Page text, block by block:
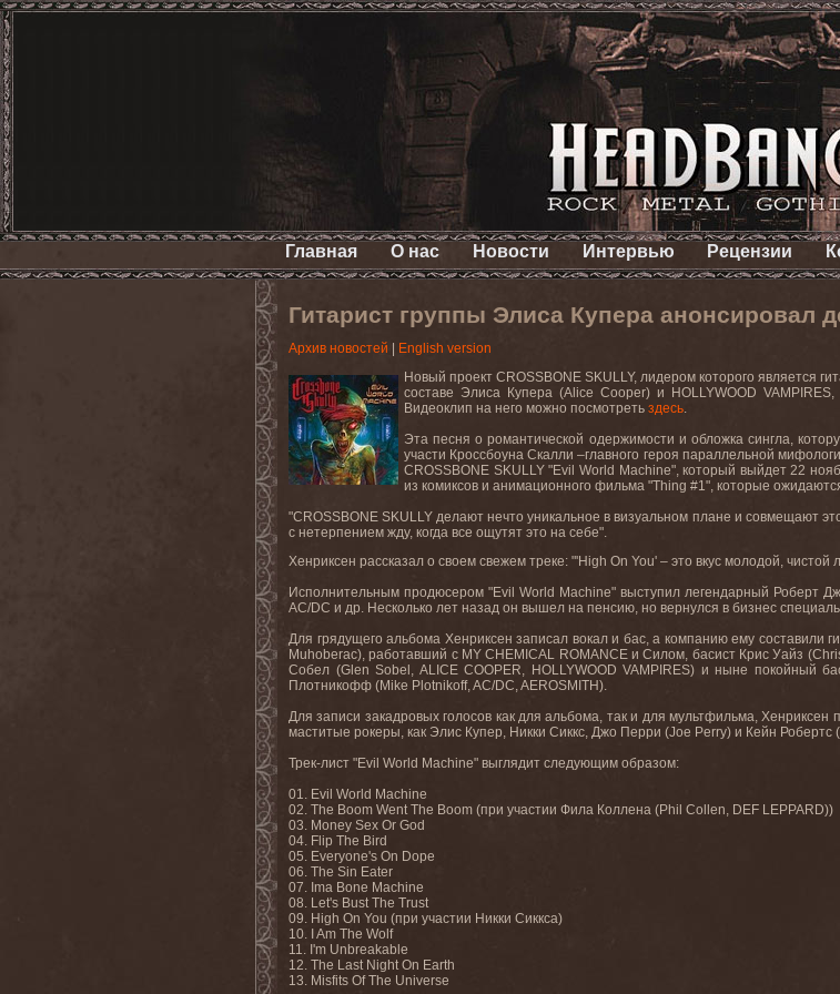
Главная О нас Новости Интервью Рецензии
Гитарист группы Элиса Купера анонсировал
Архив новостей
English version
Новый проект CROSSBONE SKULLY, лидером которого является
составе Элиса Купера (Alice Cooper) и HOLLYWOOD VAMPIRES,
Видеоклип на него можно посмотреть здесь.
Эта песня о романтической одержимости и обложка сингла,
участи Кроссбоуна Скалли –главного героя параллельной
CROSSBONE SKULLY "Evil World Machine", который выйдет 22
из комиксов и анимационного фильма "Thing #1", которые
"CROSSBONE SKULLY делают нечто уникальное в визуальном плане и совмещают
с нетерпением жду, когда все ощутят это на себе".
Хенриксен рассказал о своем свежем треке: "'High On You' – это вкус молодой,
Исполнительным продюсером "Evil World Machine" выступил легендарный Роберт
AC/DC и др. Несколько лет назад он вышел на пенсию, но вернулся в бизнес
Для грядущего альбома Хенриксен записал вокал и бас, а компанию ему составили
Muhoberac), работавший с MY CHEMICAL ROMANCE и Силом, басист Крис Уайз (
Собел (Glen Sobel , ALICE COOPER, HOLLYWOOD VAMPIRES) и ныне покойный
Плотникофф (Mike Plotnikoff,AC/DC,AEROSMITH).
Для записи закадровых голосов как для альбома, так и для мультфильма,
маститые рокеры, как Элис Купер, Никки Сиккс, Джо Перри (Joe Perry) и Кейн Робертс
Трек-лист "Evil World Machine" выглядит следующим образом:
01. Evil World Machine
02. The Boom Went The Boom (при участии Фила Коллена (Phil Collen, DEF LEPPARD))
03. Money Sex Or God
04. Flip The Bird
05. Everyone's On Dope
06. The Sin Eater
07. Ima Bone Machine
08. Let's Bust The Trust
09. High On You (при участии Никки Сиккса)
10. I Am The Wolf
11. I'm Unbreakable
12. The Last Night On Earth
13. Misfits Of The Universe